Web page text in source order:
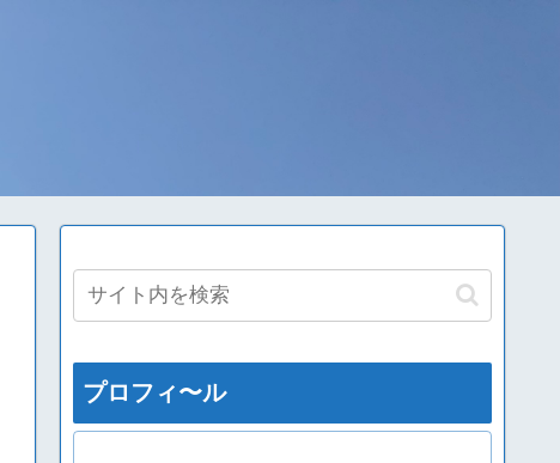
プロフィ〜ル